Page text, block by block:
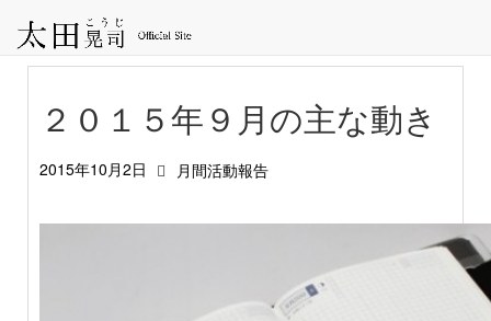
２０１５年９月の主な動き
2015年10月2日 月間活動報告